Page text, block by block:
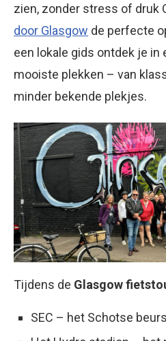
zien, zonder stress of druk
door Glasgow de perfecte
een lokale gids ontdek je in
mooiste plekken – van
minder bekende plekjes.
Tijdens de Glasgow
SEC – het Schotse